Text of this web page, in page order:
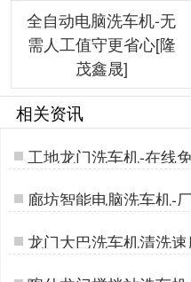
全自动电脑洗车机-无
需人工值守更省心[隆
茂鑫晟]
相关资讯
工地龙门洗车机-在线
茂鑫晟]…
廊坊智能电脑洗车机-
[隆茂鑫晟]…
龙门大巴洗车机清洗
晟]…